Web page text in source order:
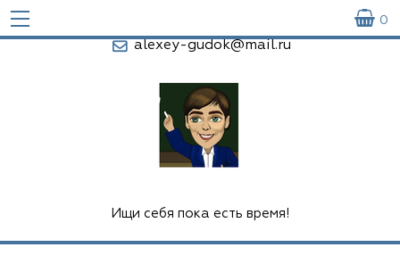
 0
alexey-gudok@mail.ru
Ищи себя пока есть время!